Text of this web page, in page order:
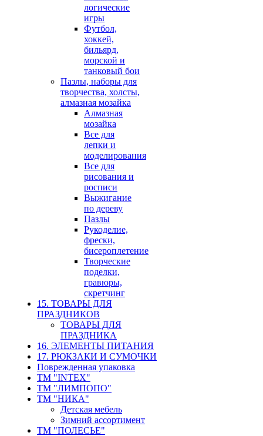
логические
игры
Футбол,
хоккей,
бильярд,
морской и
танковый бои
Пазлы, наборы для
творчества, холсты,
алмазная мозайка
Алмазная
мозайка
Все для
лепки и
моделирования
Все для
рисования и
росписи
Выжигание
по дереву
Пазлы
Рукоделие,
фрески,
бисероплетение
Творческие
поделки,
гравюры,
скретчинг
15. ТОВАРЫ ДЛЯ
ПРАЗДНИКОВ
ТОВАРЫ ДЛЯ
ПРАЗДНИКА
16. ЭЛЕМЕНТЫ ПИТАНИЯ
17. РЮКЗАКИ И СУМОЧКИ
Поврежденная упаковка
ТМ "INTEX"
ТМ "ЛИМПОПО"
ТМ "НИКА"
Детская мебель
Зимний ассортимент
ТМ "ПОЛЕСЬЕ"